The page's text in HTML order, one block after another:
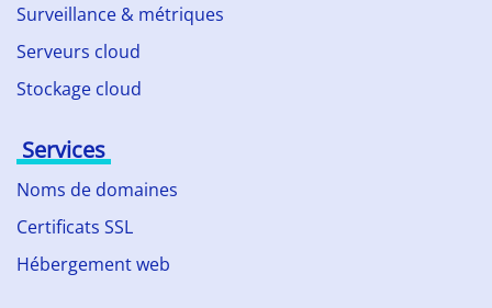
Surveillance & métriques
Serveurs cloud
Stockage cloud
Services
Noms de domaines
Certificats SSL
Hébergement web